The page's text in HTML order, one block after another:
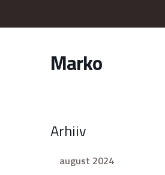
Marko
Arhiiv
august 2024